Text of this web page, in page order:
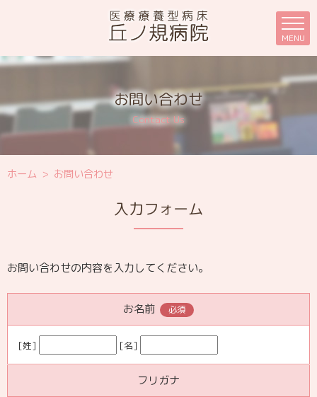
お問い合わせ
ホーム > お問い合わせ
入力フォーム
お問い合わせの内容を入力してください。
お名前 必須
[姓] [名]
フリガナ
MENU